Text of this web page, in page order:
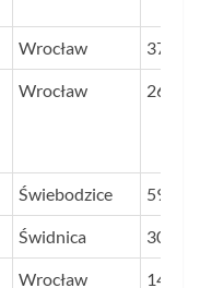
Wrocław 37
Wrocław 26
Świebodzice 594
Świdnica 30
Wrocław 146